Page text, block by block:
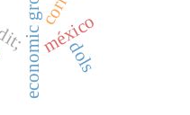
economic growth;méxico
dols